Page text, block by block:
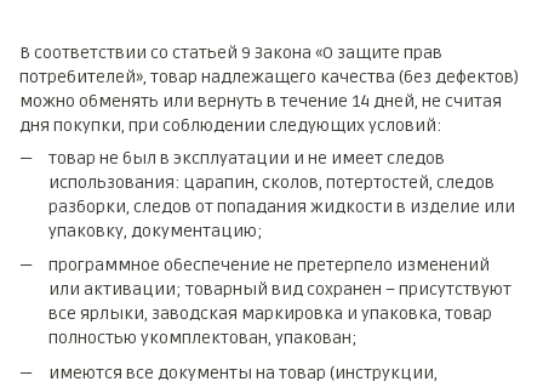
В соответствии со статьей 9 Закона «О защите прав
потребителей», товар надлежащего качества (без дефектов)
можно обменять или вернуть в течение 14 дней, не считая
дня покупки, при соблюдении следующих условий:
товар не был в эксплуатации и не имеет следов
использования: царапин, сколов, потертостей, следов
разборки, следов от попадания жидкости в изделие или
упаковку, документацию;
программное обеспечение не претерпело изменений
или активации; товарный вид сохранен – присутствуют
все ярлыки, заводская маркировка и упаковка, товар
полностью укомплектован, упакован;
имеются все документы на товар (инструкции,